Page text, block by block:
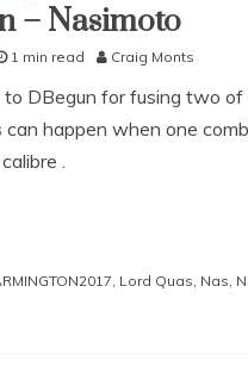
– Nasimoto
1 min read Craig Monts
to DBegun for fusing two
can happen when one
.
Lord Quas Nas